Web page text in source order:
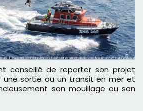
une sortie ou un transit en mer et
son mouillage ou son